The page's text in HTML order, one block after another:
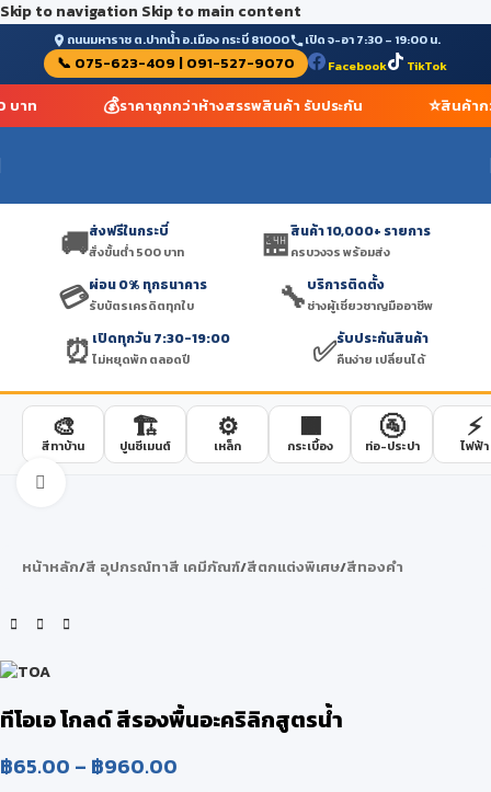
Skip to navigation Skip to main content
ถนนมหาราช ต.ปากน้ำ อ.เมือง กระบี่ 81000 เปิด จ-อา 7:30 – 19:00 น.
📞 075-623-409 | 091-527-9070 Facebook TikTok
บาท 💰ราคาถูกกว่าห้างสรรพสินค้า รับประกัน ⭐สินค้าก
🚚ส่งฟรีในกระบี่
สั่งขั้นต่ำ 500 บาท 🏪สินค้า 10,000+ รายการ
ครบวงจร พร้อมส่ง
💳ผ่อน 0% ทุกธนาคาร
รับบัตรเครดิตทุกใบ 🔧บริการติดตั้ง
ช่างผู้เชี่ยวชาญมืออาชีพ
⏰ เปิดทุกวัน 7:30-19:00
ไม่หยุดพัก ตลอดปี ✅รับประกันสินค้า
คืนง่าย เปลี่ยนได้
🎨
สีทาบ้าน
🏗️
ปูนซีเมนต์
⚙️
เหล็ก
🟫
กระเบื้อง
🚰
ท่อ-ประปา
⚡
ไฟฟ้า
Click to enlarge
หน้าหลัก/สี อุปกรณ์ทาสี เคมีภัณฑ์/สีตกแต่งพิเศษ/สีทองคำ
ทีโอเอ โกลด์ สีรองพื้นอะคริลิกสูตรน้ำ
฿65.00 – ฿960.00